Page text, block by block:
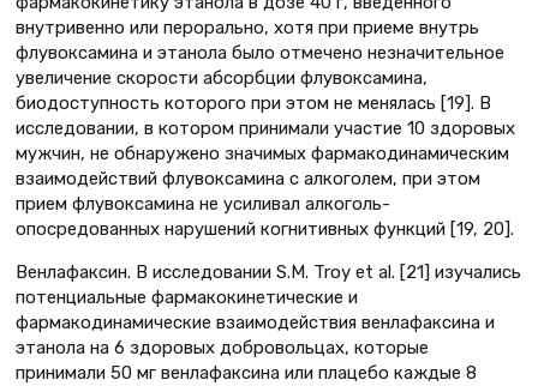
внутривенно или перорально, хотя при приеме внутрь
флувоксамина и этанола было отмечено незначительное
увеличение скорости абсорбции флувоксамина,
биодоступность которого при этом не менялась [19]. В
исследовании, в котором принимали участие 10 здоровых
мужчин, не обнаружено значимых фармакодинамическим
взаимодействий флувоксамина с алкоголем, при этом
прием флувоксамина не усиливал алкоголь-
опосредованных нарушений когнитивных функций [19, 20].
Венлафаксин. В исследовании S.M. Troy et al. [21] изучались
потенциальные фармакокинетические и
фармакодинамические взаимодействия венлафаксина и
этанола на 6 здоровых добровольцах, которые
принимали 50 мг венлафаксина или плацебо каждые 8